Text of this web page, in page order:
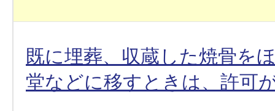
既に埋葬、収蔵した焼骨を
堂などに移すときは、許可